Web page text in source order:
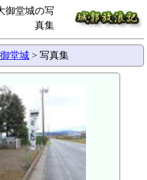
御堂城の写
真集
堂城 > 写真集